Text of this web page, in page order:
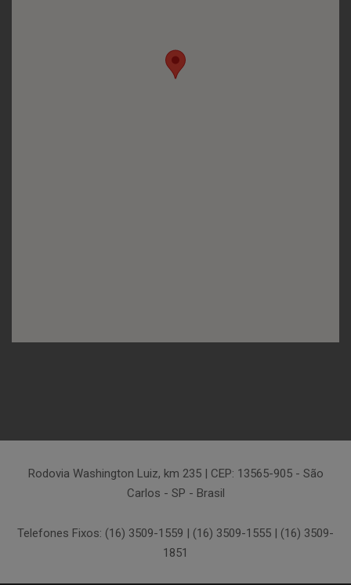
Rodovia Washington Luiz, km 235 | CEP: 13565-905 - São
Carlos - SP - Brasil
Telefones Fixos: (16) 3509-1559 | (16) 3509-1555 | (16) 3509-
1851